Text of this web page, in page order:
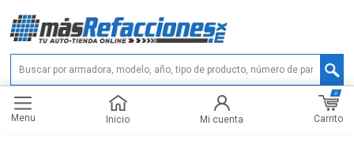
Menu Inicio Mi cuenta Carrito
0